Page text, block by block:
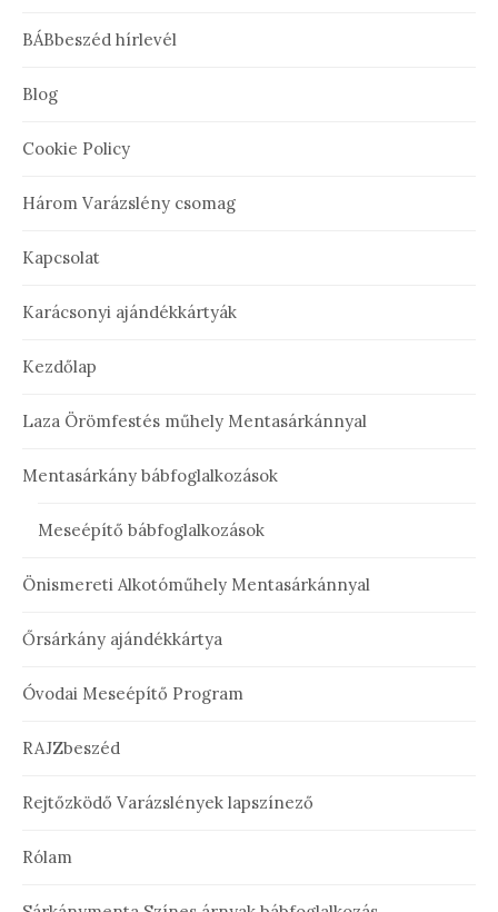
BÁBbeszéd hírlevél
Blog
Cookie Policy
Három Varázslény csomag
Kapcsolat
Karácsonyi ajándékkártyák
Kezdőlap
Laza Örömfestés műhely Mentasárkánnyal
Mentasárkány bábfoglalkozások
Meseépítő bábfoglalkozások
Önismereti Alkotóműhely Mentasárkánnyal
Őrsárkány ajándékkártya
Óvodai Meseépítő Program
RAJZbeszéd
Rejtőzködő Varázslények lapszínező
Rólam